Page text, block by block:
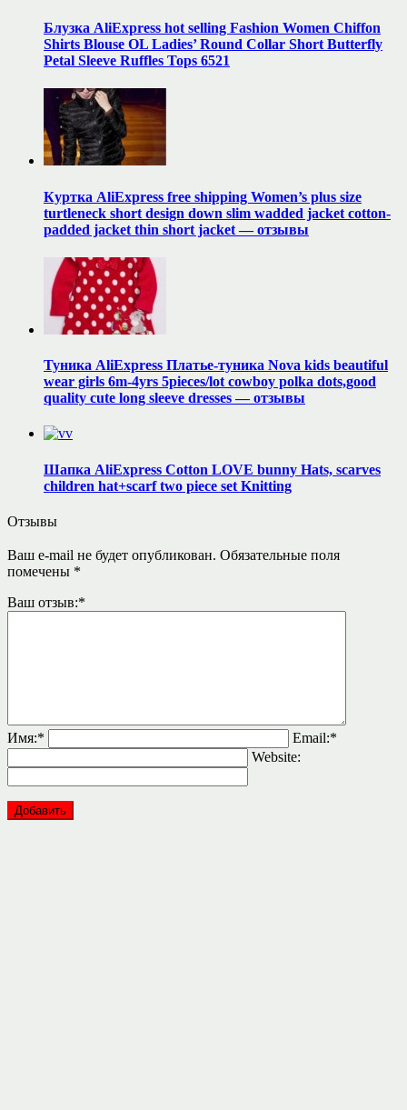
Блузка AliExpress hot selling Fashion Women Chiffon
Shirts Blouse OL Ladies’ Round Collar Short Butterfly
Petal Sleeve Ruffles Tops 6521
Куртка AliExpress free shipping Women’s plus size
turtleneck short design down slim wadded jacket cotton-
padded jacket thin short jacket — отзывы
Туника AliExpress Платье-туника Nova kids beautiful
wear girls 6m-4yrs 5pieces/lot cowboy polka dots,good
quality cute long sleeve dresses — отзывы
Шапка AliExpress Cotton LOVE bunny Hats, scarves
children hat+scarf two piece set Knitting
Отзывы
Ваш e-mail не будет опубликован. Обязательные поля
помечены *
Ваш отзыв:*
Имя:* Email:*
Website: